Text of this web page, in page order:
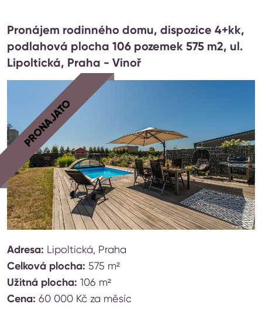
Pronájem rodinného domu, dispozice 4+kk,
podlahová plocha 106 pozemek 575 m2, ul.
Lipoltická, Praha - Vinoř
PRONAJATO
Adresa: Lipoltická, Praha
Celková plocha: 575 m²
Užitná plocha: 106 m²
Cena: 60 000 Kč za měsíc